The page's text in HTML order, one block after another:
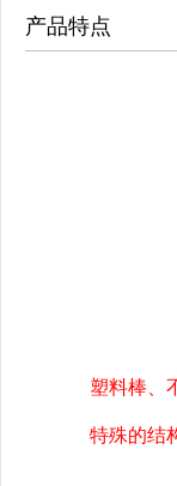
产品特点
塑料棒、
特殊的结